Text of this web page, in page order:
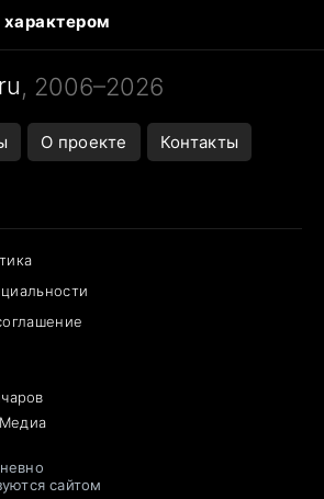
Тунцы в океанариуме
войне
Maps
, 2006–2026
О проекте Контакты
сайтом